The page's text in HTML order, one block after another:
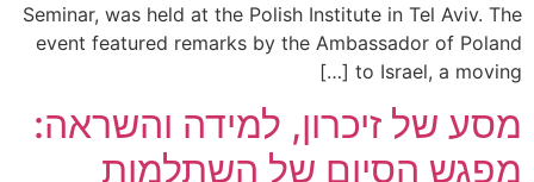
Seminar, was held at the Polish Institute in Tel Aviv.
event featured remarks by the Ambassador of
to Israel, a moving
של זיכרון, למידה והשראה:
הסיום של השתלמות